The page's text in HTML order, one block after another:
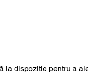
la dispoziție pentru a